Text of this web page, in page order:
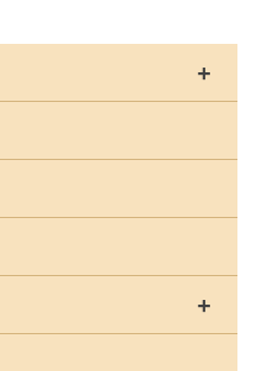
+
+